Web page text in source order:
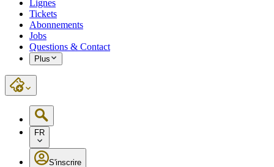
Lignes
Tickets
Abonnements
Jobs
Questions & Contact
Plus
FR
S'inscrire